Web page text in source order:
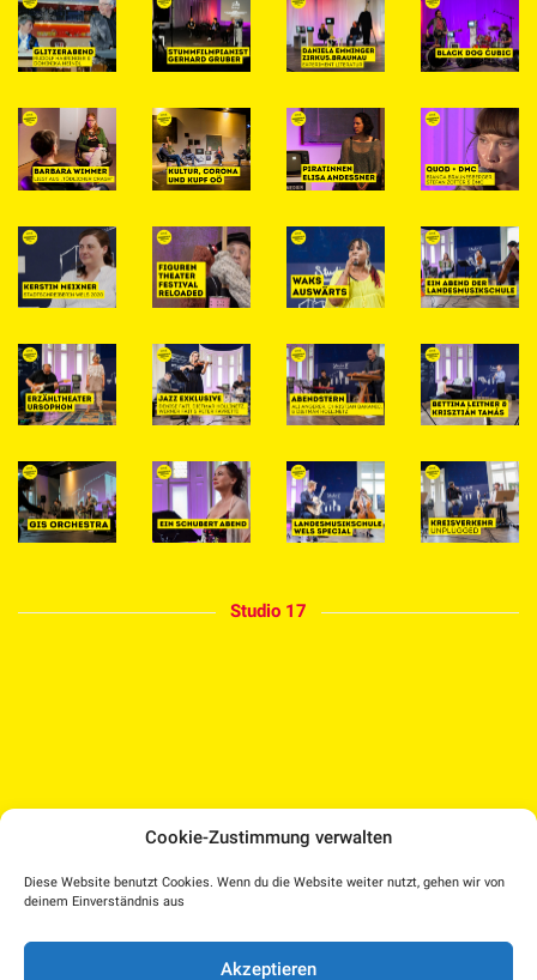
Cookie-Zustimmung verwalten
Diese Website benutzt Cookies. Wenn du die Website weiter nutzt, gehen wir von
deinem Einverständnis aus
Akzeptieren
Studio 17
YouTube
Dorf TV
Medien Kultur Haus |
Pollheimerstraße 17 | 4600 Wels
office@medienkulturhaus.at